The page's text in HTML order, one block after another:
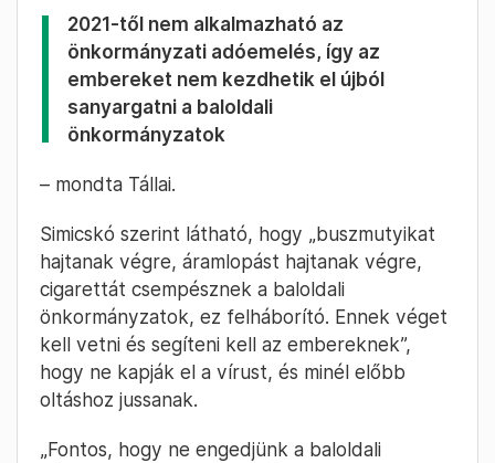
2021-től nem alkalmazható az
önkormányzati adóemelés, így az
embereket nem kezdhetik el újból
sanyargatni a baloldali
önkormányzatok
– mondta Tállai.
Simicskó szerint látható, hogy „buszmutyikat
hajtanak végre, áramlopást hajtanak végre,
cigarettát csempésznek a baloldali
önkormányzatok, ez felháborító. Ennek véget
kell vetni és segíteni kell az embereknek”,
hogy ne kapják el a vírust, és minél előbb
oltáshoz jussanak.
„Fontos, hogy ne engedjünk a baloldali